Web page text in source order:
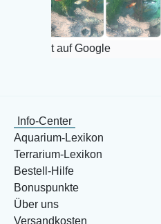
Info-Center
Aquarium-Lexikon
Terrarium-Lexikon
Bestell-Hilfe
Bonuspunkte
Über uns
Versandkosten